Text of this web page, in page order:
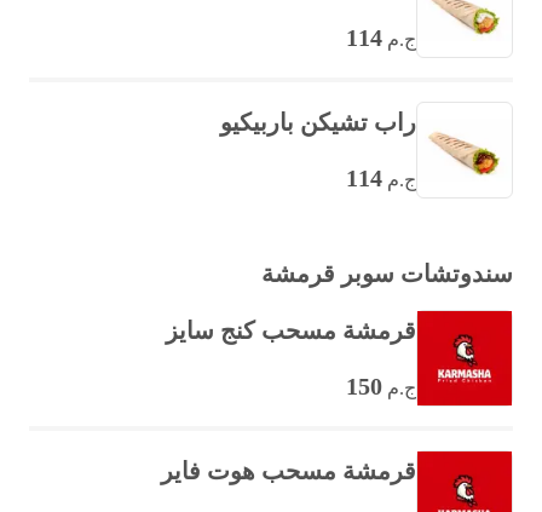
ج.م 114
راب تشيكن باربيكيو
ج.م 114
سندوتشات سوبر قرمشة
قرمشة مسحب كنج سايز
ج.م 150
قرمشة مسحب هوت فاير